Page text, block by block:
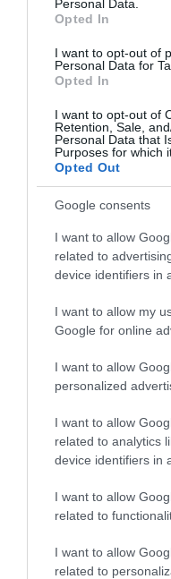
Personal Data.
Opted In
I want to opt-out of
Personal Data for
Opted In
I want to opt-out of
Retention, Sale,
Personal Data that
Purposes for which
Opted Out
Google consents
I want to allow
related to
device identifiers in
I want to allow my
Google for online
I want to allow
personalized
I want to allow
related to analytics
device identifiers in
I want to allow
related to
I want to allow
related to
lūdz
šis